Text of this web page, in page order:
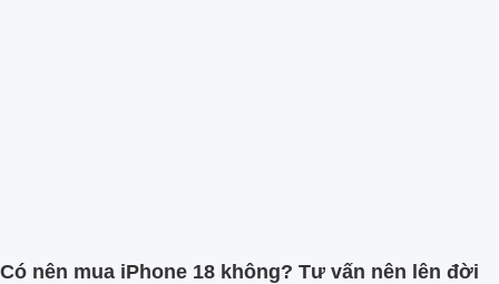
Có nên mua iPhone 18 không? Tư vấn nên lên đời